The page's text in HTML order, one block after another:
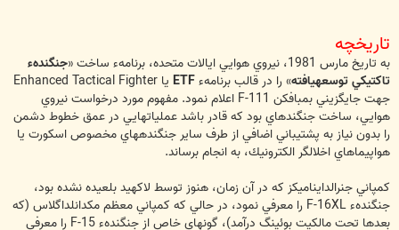
تاريخچه
به تاريخ مارس 1981، نيروي هوايي ايالات متحده، برنامهء ساخت «
جنگندهء
تاكتيكي توسعه‏يافته» را در قالب برنامهءETF
يا Enhanced Tactical Fighter
جهت جايگزيني بمب‏افكن F-111 اعلام نمود. مفهوم مورد درخواست نيروي
هوايي، ساخت جنگنده‏اي بود كه قادر باشد عملياتهايي در عمق خطوط دشمن
را بدون نياز به پشتيباني اضافي از طرف ساير جنگنده‏هاي مخصوص اسكورت يا
هواپيماهاي اخلال‏گر الكترونيك، به انجام برساند.
كمپاني جنرال‏دايناميكز كه در آن زمان، هنوز توسط لاكهيد بلعيده نشده بود،
جنگندهء F-16XL را معرفي نمود، در حالي كه كمپاني معظم مك‏دانل‏داگلاس (كه
بعدها تحت مالکیت بوئينگ درآمد)، گونه‏اي خاص از جنگندهء F-15 را معرفي